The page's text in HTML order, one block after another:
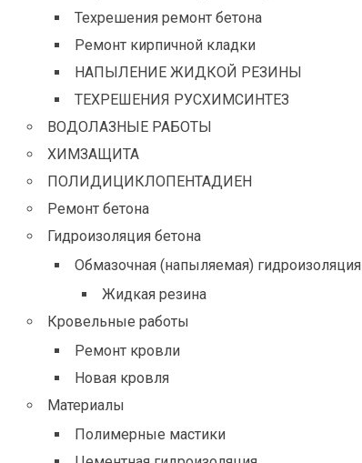
Техрешения ремонт бетона
Ремонт кирпичной кладки
НАПЫЛЕНИЕ ЖИДКОЙ РЕЗИНЫ
ТЕХРЕШЕНИЯ РУСХИМСИНТЕЗ
ВОДОЛАЗНЫЕ РАБОТЫ
ХИМЗАЩИТА
ПОЛИДИЦИКЛОПЕНТАДИЕН
Ремонт бетона
Гидроизоляция бетона
Обмазочная (напыляемая) гидроизоляция
Жидкая резина
Кровельные работы
Ремонт кровли
Новая кровля
Материалы
Полимерные мастики